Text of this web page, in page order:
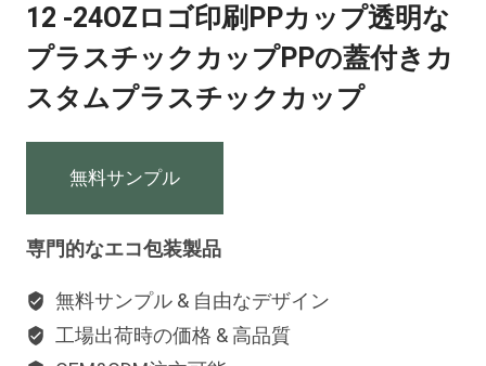
12 -24OZロゴ印刷PPカップ透明な
プラスチックカップPPの蓋付きカ
スタムプラスチックカップ
無料サンプル
専門的なエコ包装製品
無料サンプル & 自由なデザイン
工場出荷時の価格 & 高品質